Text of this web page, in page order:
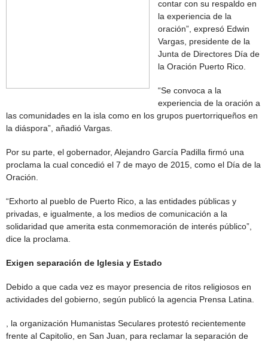
contar con su respaldo en
la experiencia de la
oración”, expresó Edwin
Vargas, presidente de la
Junta de Directores Día de
la Oración Puerto Rico.
“Se convoca a la
experiencia de la oración a
las comunidades en la isla como en los grupos puertorriqueños en
la diáspora”, añadió Vargas.
Por su parte, el gobernador, Alejandro García Padilla firmó una
proclama la cual concedió el 7 de mayo de 2015, como el Día de la
Oración.
“Exhorto al pueblo de Puerto Rico, a las entidades públicas y
privadas, e igualmente, a los medios de comunicación a la
solidaridad que amerita esta conmemoración de interés público”,
dice la proclama.
Exigen separación de Iglesia y Estado
Debido a que cada vez es mayor presencia de ritos religiosos en
actividades del gobierno, según publicó la agencia Prensa Latina.
, la organización Humanistas Seculares protestó recientemente
frente al Capitolio, en San Juan, para reclamar la separación de